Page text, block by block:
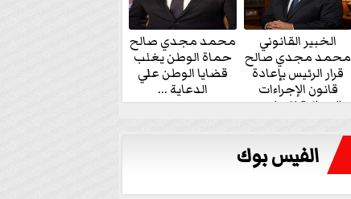
الخبير القانوني
محمد مجدي صالح
قرار الرئيس بإعادة
قانون الإجراءات
الجنائية للنواب...
محمد مجدي صالح
حماة الوطن يغلب
قضايا الوطن علي
الدعاية ...
الفيس بوك